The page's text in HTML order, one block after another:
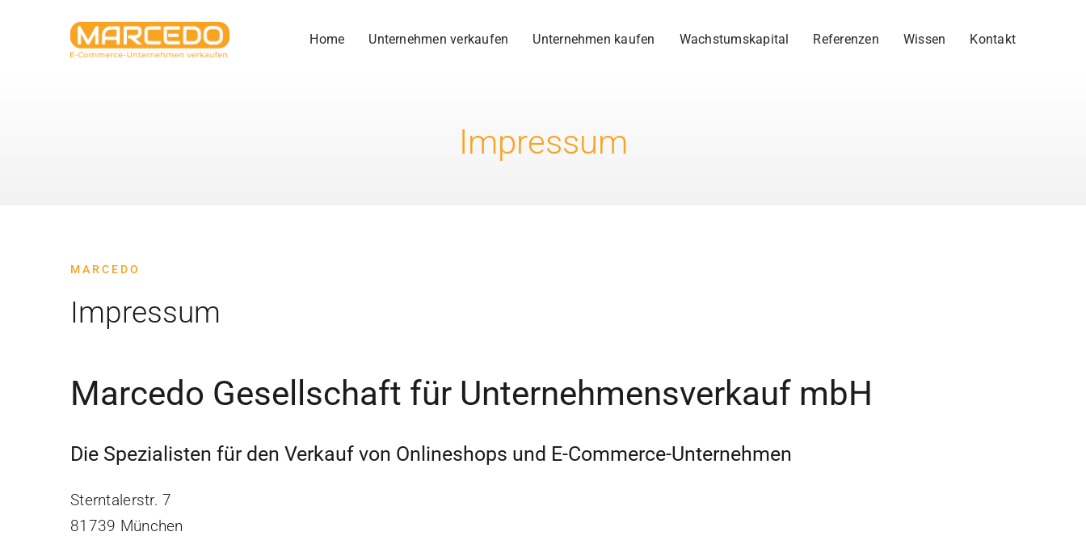
Home Unternehmen verkaufen Unternehmen kaufen Wachstumskapital Referenzen Wissen Kontakt
Impressum
MARCEDO
Impressum
Marcedo Gesellschaft für Unternehmensverkauf mbH
Die Spezialisten für den Verkauf von Onlineshops und E-Commerce-Unternehmen
Sterntalerstr. 7
81739 München